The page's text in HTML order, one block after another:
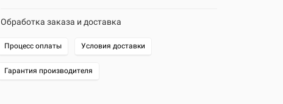
Обработка заказа и доставка
Процесс оплаты Условия доставки
Гарантия производителя